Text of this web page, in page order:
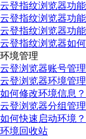
云登指纹浏览器功
云登指纹浏览器功
云登指纹浏览器功
云登指纹浏览器如
环境管理
云登浏览器账号管
云登浏览器环境管
如何修改环境信息？
云登浏览器分组管
如何快速启动环境？
环境回收站